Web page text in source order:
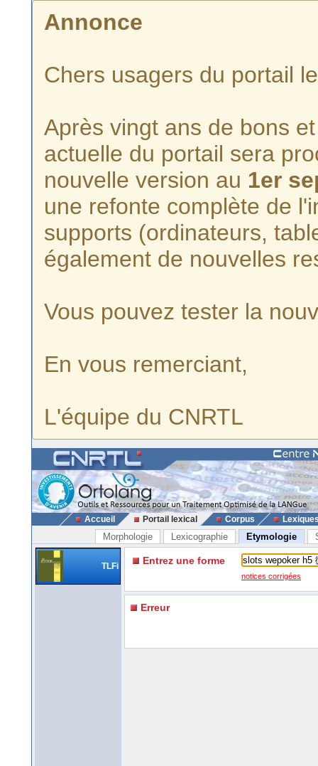
Annonce
Chers usagers du portail
Après vingt ans de bons
actuelle du portail sera
nouvelle version au 1er
une refonte complète de
supports (ordinateurs,
également de nouvelles
Vous pouvez tester la
En vous remerciant,
L'équipe du CNRTL
Accueil Portail lexical Corpus
Morphologie Lexicographie Etymologie
TLFi Entrez une forme
notices corrigées
Erreur